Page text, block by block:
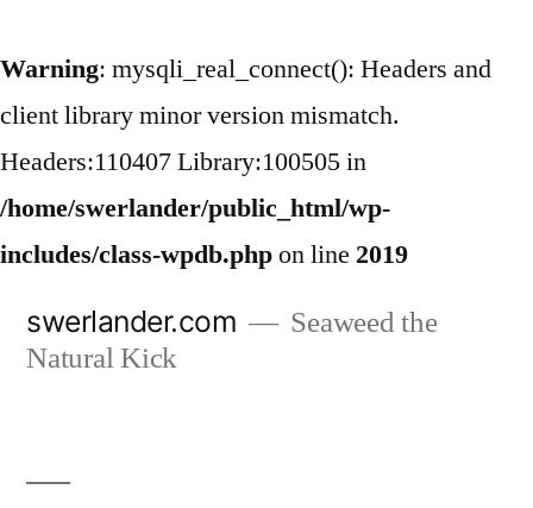
Warning: mysqli_real_connect(): Headers and
client library minor version mismatch.
Headers:110407 Library:100505 in
/home/swerlander/public_html/wp-
includes/class-wpdb.phpon line 2019
till
swerlander.com
Seaweed the
Natural Kick